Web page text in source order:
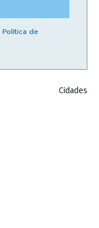
Política de
Cidades